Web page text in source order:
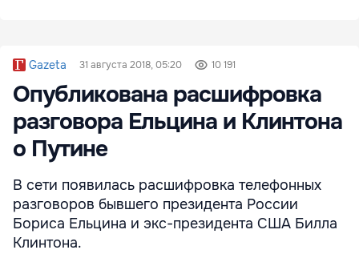
Gazeta 31 августа 2018, 05:20 10 191
Опубликована расшифровка
разговора Ельцина и Клинтона
о Путине
В сети появилась расшифровка телефонных
разговоров бывшего президента России
Бориса Ельцина и экс-президента США Билла
Клинтона.